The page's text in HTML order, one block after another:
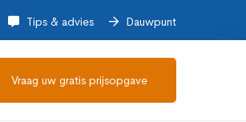
Tips & advies Dauwpunt
Vraag uw gratis prijsopgave